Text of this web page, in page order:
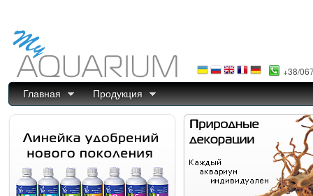
+38/
Главная Продукция